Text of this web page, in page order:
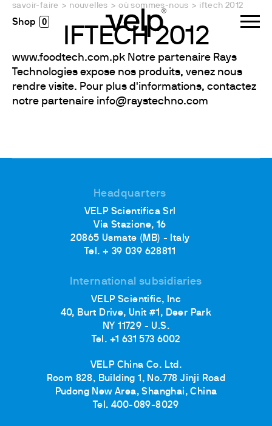
0
savoir-faire > nouvelles > où sommes-nous > iftech 2012
IFTECH 2012
www.foodtech.com.pk Notre partenaire Rays
Technologies expose nos produits, venez nous
rendre visite. Pour plus d'informations, contactez
notre partenaire info@raystechno.com
Headquarters
VELP Scientifica Srl
Via Stazione, 16
20865 Usmate (MB) - Italy
Tel. + 39 039 628811
International subsidiaries
VELP Scientific, Inc
40, Burt Drive, Unit #1, Deer Park
NY 11729 - U.S.
Tel. +1 631 573 6002
VELP China Co. Ltd.
Room 828, Building 1, No.778 Jinji Road
Pudong New Area, Shanghai, China
Tel. 400-089-8029